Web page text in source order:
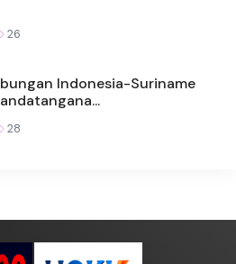
26
Indonesia-Suriname
28